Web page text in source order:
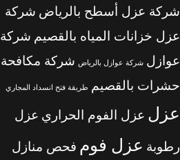
شركة عزل أسطح بالرياض شركة
عزل خزانات المياه بالقصيم شركة
عوازل شركة عوازل بالرياض شركة مكافحة
حشرات بالقصيم
طريقة فتح انسداد المجاري
عزل عزل الفوم الحراري عزل
رطوبة عزل فوم فحص منازل